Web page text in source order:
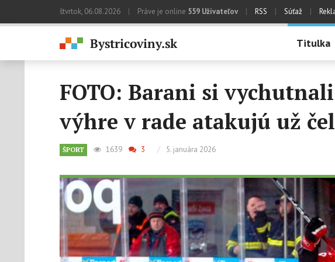
štvrtok, 06.08.2026 | Práve je online 559 Užívateľov | RSS | Súťaž |
Titulka
FOTO: Barani si
výhre v rade atakujú už
ŠPORT 1639 3 / 5. januára 2026